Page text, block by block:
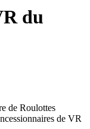
du